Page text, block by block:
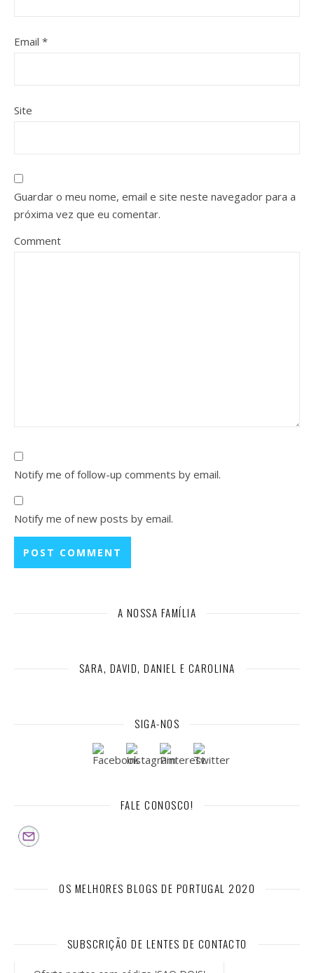
Email *
Site
Guardar o meu nome, email e site neste navegador para a
próxima vez que eu comentar.
Comment
Notify me of follow-up comments by email.
Notify me of new posts by email.
A NOSSA FAMÍLIA
SARA, DAVID, DANIEL E CAROLINA
SIGA-NOS
FALE CONOSCO!
OS MELHORES BLOGS DE PORTUGAL 2020
SUBSCRIÇÃO DE LENTES DE CONTACTO